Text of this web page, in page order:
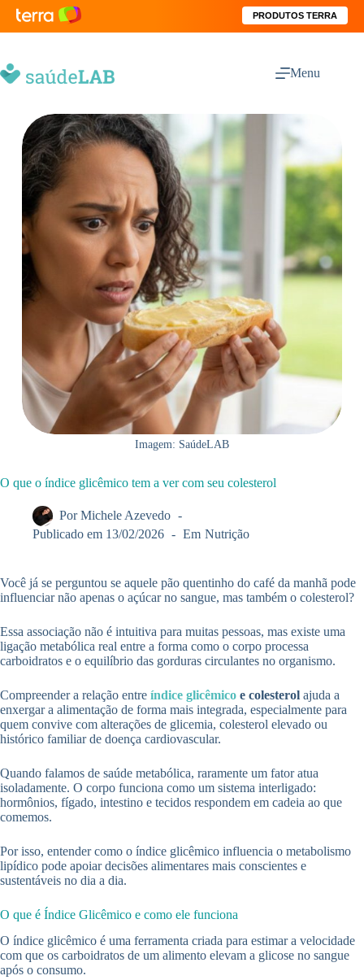
PRODUTOS TERRA
Menu
Imagem: SaúdeLAB
O que o índice glicêmico tem a ver com seu colesterol
Por Michele Azevedo
Publicado em 13/02/2026 Em Nutrição
Você já se perguntou se aquele pão quentinho do café da manhã pode
influenciar não apenas o açúcar no sangue, mas também o colesterol?
Essa associação não é intuitiva para muitas pessoas, mas existe uma
ligação metabólica real entre a forma como o corpo processa
carboidratos e o equilíbrio das gorduras circulantes no organismo.
Compreender a relação entre índice glicêmico e colesterol ajuda a
enxergar a alimentação de forma mais integrada, especialmente para
quem convive com alterações de glicemia, colesterol elevado ou
histórico familiar de doença cardiovascular.
Quando falamos de saúde metabólica, raramente um fator atua
isoladamente. O corpo funciona como um sistema interligado:
hormônios, fígado, intestino e tecidos respondem em cadeia ao que
comemos.
Por isso, entender como o índice glicêmico influencia o metabolismo
lipídico pode apoiar decisões alimentares mais conscientes e
sustentáveis no dia a dia.
O que é Índice Glicêmico e como ele funciona
O índice glicêmico é uma ferramenta criada para estimar a velocidade
com que os carboidratos de um alimento elevam a glicose no sangue
após o consumo.